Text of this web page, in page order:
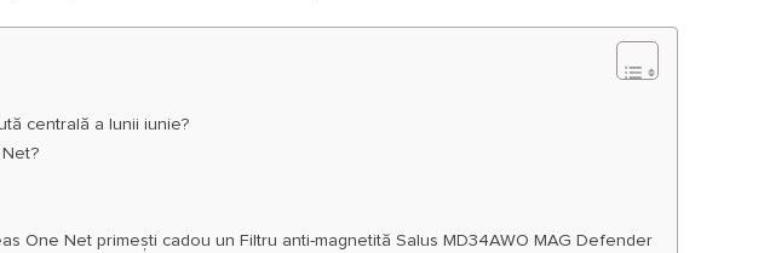
centrală a lunii iunie?
One Net primești cadou un Filtru anti-magnetită Salus MD34AWO MAG Defender